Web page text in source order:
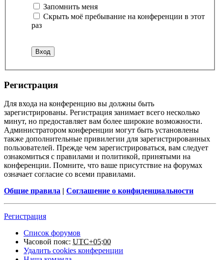
Запомнить меня
Скрыть моё пребывание на конференции в этот
раз
Регистрация
Для входа на конференцию вы должны быть
зарегистрированы. Регистрация занимает всего несколько
минут, но предоставляет вам более широкие возможности.
Администратором конференции могут быть установлены
также дополнительные привилегии для зарегистрированных
пользователей. Прежде чем зарегистрироваться, вам следует
ознакомиться с правилами и политикой, принятыми на
конференции. Помните, что ваше присутствие на форумах
означает согласие со всеми правилами.
Общие правила | Соглашение о конфиденциальности
Регистрация
Список форумов
Часовой пояс: UTC+05:00
Удалить cookies конференции